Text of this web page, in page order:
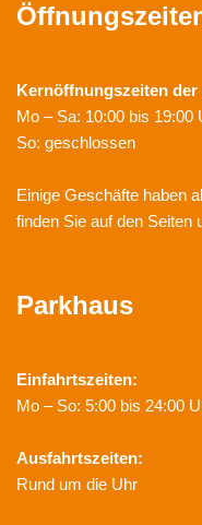
Kernöffnungszeiten der
Mo – Sa: 10:00 bis 19:00
So: geschlossen
Einige Geschäfte haben
finden Sie auf den Seiten
Parkhaus
Einfahrtszeiten:
Mo – So: 5:00 bis 24:00
Ausfahrtszeiten:
Rund um die Uhr